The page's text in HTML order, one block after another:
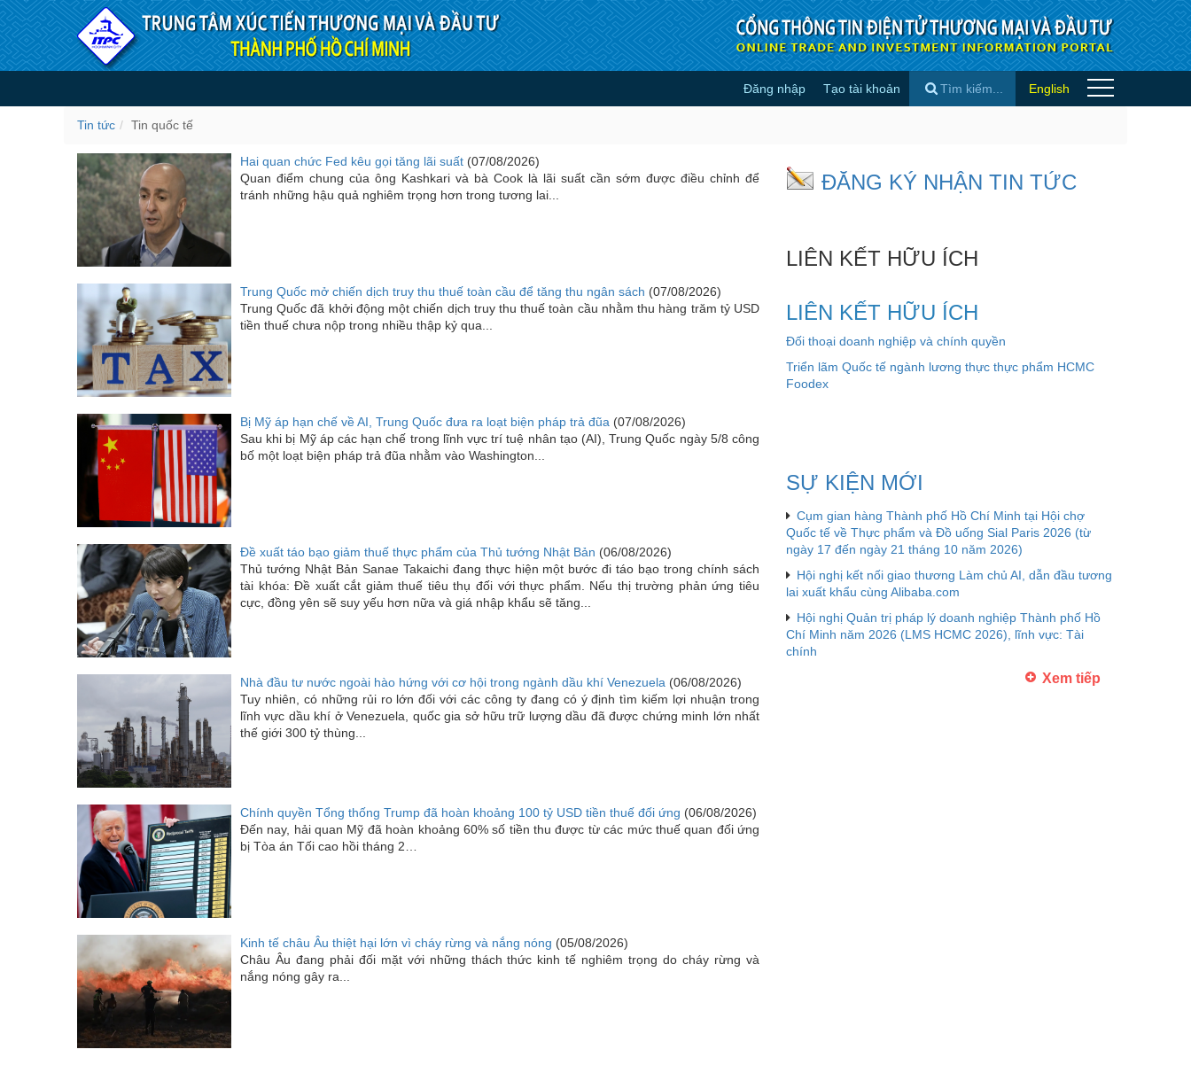
Truy cập nội dung luôn
Tin quốc tế Đăng nhập Tạo tài khoản English
Tin tức Tin quốc tế
Hai quan chức Fed kêu gọi tăng lãi suất (07/08/2026)
Quan điểm chung của ông Kashkari và bà Cook là lãi suất cần sớm được điều chỉnh để
tránh những hậu quả nghiêm trọng hơn trong tương lai...
Trung Quốc mở chiến dịch truy thu thuế toàn cầu để tăng thu ngân sách (07/08/2026)
Trung Quốc đã khởi động một chiến dịch truy thu thuế toàn cầu nhằm thu hàng trăm tỷ USD
tiền thuế chưa nộp trong nhiều thập kỷ qua...
Bị Mỹ áp hạn chế về AI, Trung Quốc đưa ra loạt biện pháp trả đũa (07/08/2026)
Sau khi bị Mỹ áp các hạn chế trong lĩnh vực trí tuệ nhân tạo (AI), Trung Quốc ngày 5/8 công
bố một loạt biện pháp trả đũa nhằm vào Washington...
Đề xuất táo bạo giảm thuế thực phẩm của Thủ tướng Nhật Bản (06/08/2026)
Thủ tướng Nhật Bản Sanae Takaichi đang thực hiện một bước đi táo bạo trong chính sách
tài khóa: Đề xuất cắt giảm thuế tiêu thụ đối với thực phẩm. Nếu thị trường phản ứng tiêu
cực, đồng yên sẽ suy yếu hơn nữa và giá nhập khẩu sẽ tăng...
Nhà đầu tư nước ngoài hào hứng với cơ hội trong ngành dầu khí Venezuela (06/08/2026)
Tuy nhiên, có những rủi ro lớn đối với các công ty đang có ý định tìm kiếm lợi nhuận trong
lĩnh vực dầu khí ở Venezuela, quốc gia sở hữu trữ lượng dầu đã được chứng minh lớn nhất
thế giới 300 tỷ thùng...
Chính quyền Tổng thống Trump đã hoàn khoảng 100 tỷ USD tiền thuế đối ứng (06/08/2026)
Đến nay, hải quan Mỹ đã hoàn khoảng 60% số tiền thu được từ các mức thuế quan đối ứng
bị Tòa án Tối cao hồi tháng 2…
Kinh tế châu Âu thiệt hại lớn vì cháy rừng và nắng nóng (05/08/2026)
Châu Âu đang phải đối mặt với những thách thức kinh tế nghiêm trọng do cháy rừng và
nắng nóng gây ra...
ĐĂNG KÝ NHẬN TIN TỨC
LIÊN KẾT HỮU ÍCH
LIÊN KẾT HỮU ÍCH
Đối thoại doanh nghiệp và chính quyền
Triển lãm Quốc tế ngành lương thực thực phẩm HCMC
Foodex
SỰ KIỆN MỚI
Cụm gian hàng Thành phố Hồ Chí Minh tại Hội chợ
Quốc tế về Thực phẩm và Đồ uống Sial Paris 2026 (từ
ngày 17 đến ngày 21 tháng 10 năm 2026)
Hội nghị kết nối giao thương Làm chủ AI, dẫn đầu tương
lai xuất khẩu cùng Alibaba.com
Hội nghị Quản trị pháp lý doanh nghiệp Thành phố Hồ
Chí Minh năm 2026 (LMS HCMC 2026), lĩnh vực: Tài
chính
Xem tiếp